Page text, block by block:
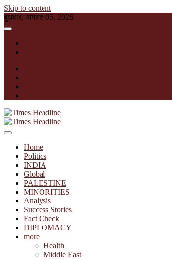
Skip to content
बुधवार, अगस्त 05, 2026
Times Headline
Home
Politics
INDIA
Global
PALESTINE
MINORITIES
Analysis
Success Stories
Fact Check
DIPLOMACY
more
Health
Middle East